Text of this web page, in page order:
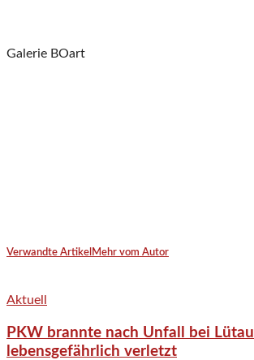
Galerie BOart
Verwandte Artikel Mehr vom Autor
Aktuell
PKW brannte nach Unfall bei
lebensgefährlich verletzt